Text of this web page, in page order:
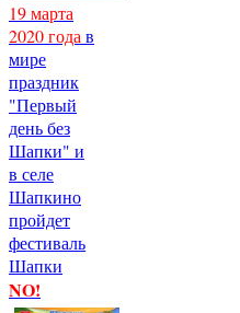
19 марта
2020 года в
мире
праздник
"Первый
день без
Шапки" и
в селе
Шапкино
пройдет
фестиваль
Шапки
NO!